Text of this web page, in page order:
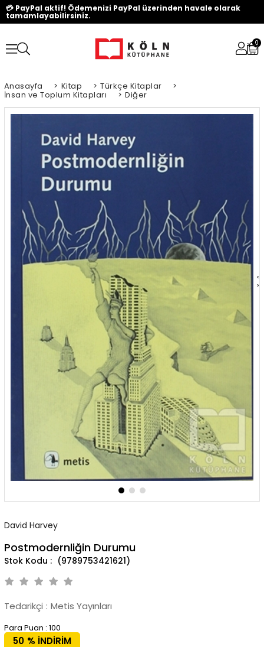
💳 PayPal aktif! Ödemenizi PayPal üzerinden havale olarak
tamamlayabilirsiniz.
0
Anasayfa > Kitap > Türkçe Kitaplar >
İnsan ve Toplum Kitapları > Diğer
‹
›
David Harvey
Postmodernliğin Durumu
(9789753421621)
Tedarikçi : Metis Yayınları
Para Puan : 100
%
50
İNDIRIM